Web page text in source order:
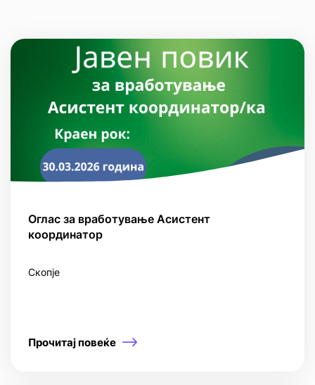
Оглас за вработување Асистент
координатор
Скопје
Прочитај повеќе